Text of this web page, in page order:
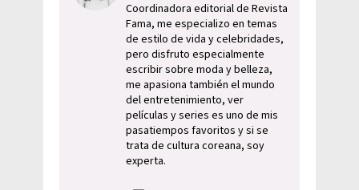
Coordinadora editorial de Revista
Fama, me especializo en temas
de estilo de vida y celebridades,
pero disfruto especialmente
escribir sobre moda y belleza,
me apasiona también el mundo
del entretenimiento, ver
películas y series es uno de mis
pasatiempos favoritos y si se
trata de cultura coreana, soy
experta.